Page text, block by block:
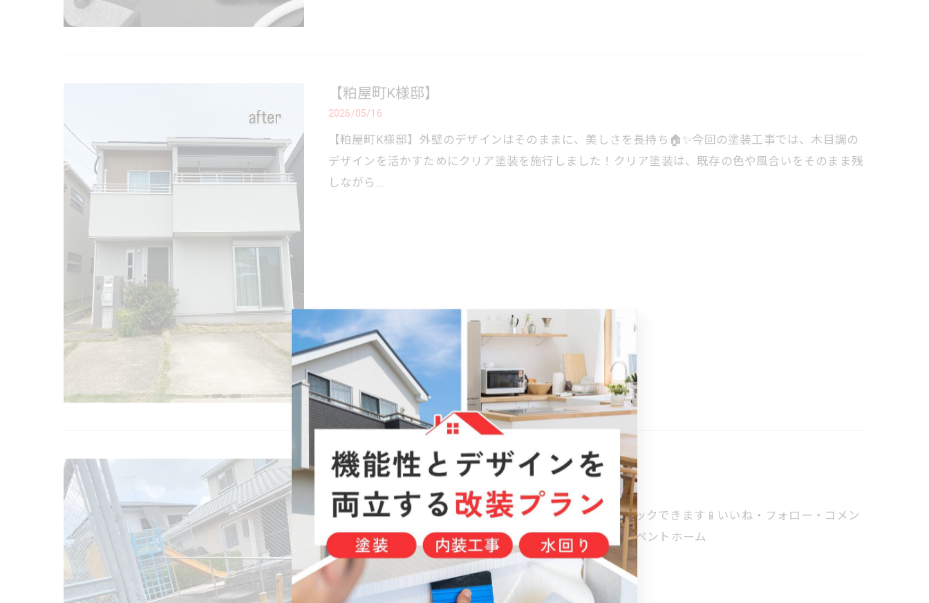
【粕屋町K様邸】
2026/05/16
【粕屋町K様邸】⁡外壁のデザインはそのままに、美しさを長持ち🏠✨️⁡今回の塗装工事では、木目調の
デザインを活かすためにクリア塗装を施行しました！⁡クリア塗装は、既存の色や風合いをそのまま残
しながら…
- ̗̀📢Tiktok更新しました✨️
2026/05/16
-̗̀📢Tiktok更新しました✨️プロフィールのリンクからもチェックできます📱いいね・フォロー・コメン
トお待ちしてます😆#本部長#営業#求人#Tiktok#株式会社ペントホーム